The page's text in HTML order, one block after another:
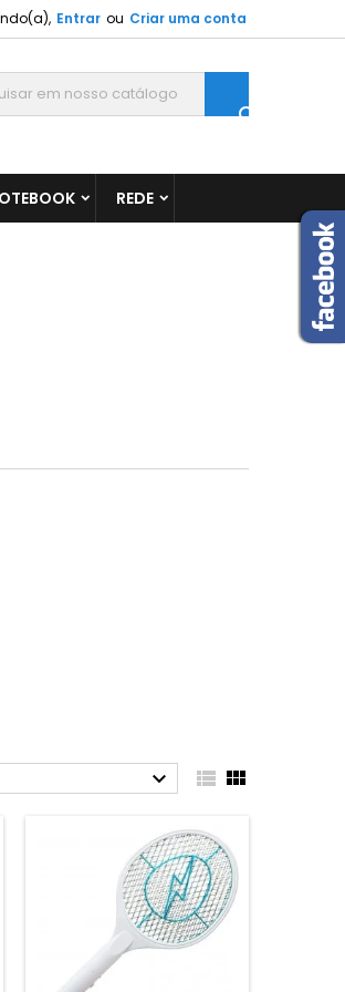
Entrar ou Criar uma conta

REDE
  